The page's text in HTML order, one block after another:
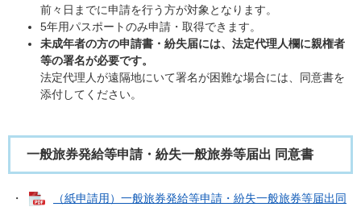
前々日までに申請を行う方が対象となります。
5年用パスポートのみ申請・取得できます。
未成年者の方の申請書・紛失届には、法定代理人欄に親権者
等の署名が必要です。
法定代理人が遠隔地にいて署名が困難な場合には、同意書を
添付してください。
一般旅券発給等申請・紛失一般旅券等届出 同意書
・
（紙申請用）一般旅券発給等申請・紛失一般旅券等届出同